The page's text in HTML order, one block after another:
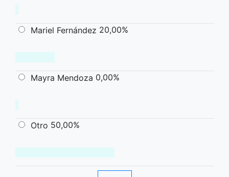
Mariel Fernández 20,00%
Mayra Mendoza 0,00%
Otro 50,00%